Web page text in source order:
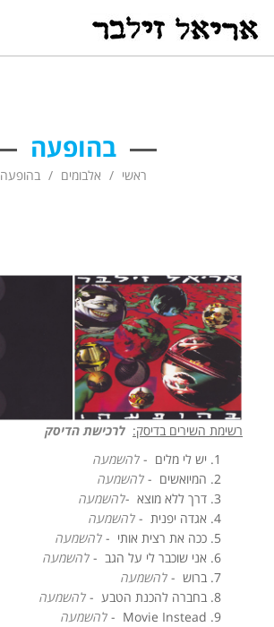
בהופעה
ראשי אלבומים בהופעה
רשימת השירים בדיסק: לרכישת הדיסק
יש לי מלים - להשמעה
המיואשים - להשמעה
דרך ללא מוצא -להשמעה
אגדה יפנית - להשמעה
ככה את רצית אותי - להשמעה
אני שוכבר לי על הגב - להשמעה
ברוש - להשמעה
בחברה להכנת הטבע - להשמעה
Movie Instead -
להשמעה